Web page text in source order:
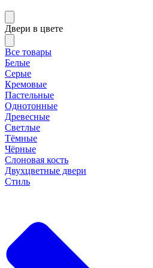
Двери в цвете
Все товары
Белые
Серые
Кремовые
Пастельные
Однотонные
Древесные
Светлые
Тёмные
Чёрные
Слоновая кость
Двухцветные двери
Стиль